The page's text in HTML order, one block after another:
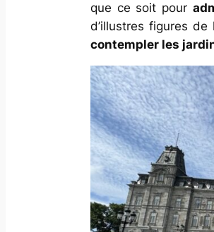
que ce soit pour
d’illustres figures
contempler les